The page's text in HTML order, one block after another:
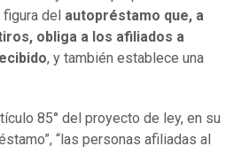
del autopréstamo que, a
obliga a los afiliados a
, y también establece una
85° del proyecto de ley, en su
“las personas afiliadas al